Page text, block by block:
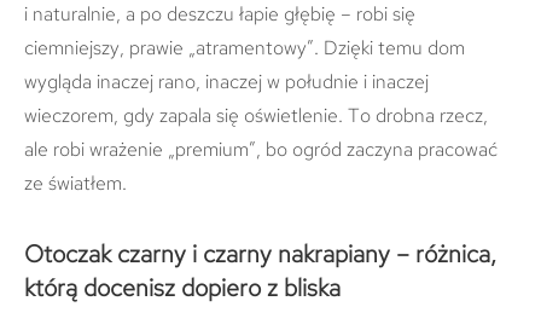
i naturalnie, a po deszczu łapie głębię – robi się
ciemniejszy, prawie „atramentowy”. Dzięki temu dom
wygląda inaczej rano, inaczej w południe i inaczej
wieczorem, gdy zapala się oświetlenie. To drobna rzecz,
ale robi wrażenie „premium”, bo ogród zaczyna pracować
ze światłem.
Otoczak czarny i czarny nakrapiany – różnica,
którą docenisz dopiero z bliska